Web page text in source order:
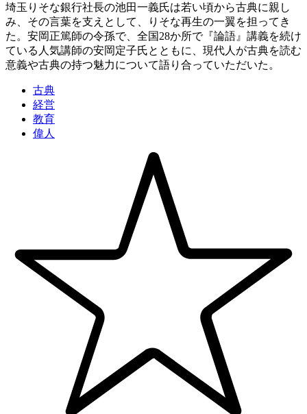
埼玉りそな銀行社長の池田一義氏は若い頃から古典に親し
み、その言葉を支えとして、りそな再生の一翼を担ってき
た。安岡正篤師の令孫で、全国28か所で『論語』講義を続け
ている人気講師の安岡定子氏とともに、現代人が古典を読む
意義や古典の持つ魅力について語り合っていただいた。
古典
経営
教育
偉人